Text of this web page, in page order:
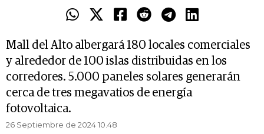
Mall del Alto albergará 180 locales comerciales
y alrededor de 100 islas distribuidas en los
corredores. 5.000 paneles solares generarán
cerca de tres megavatios de energía
fotovoltaica.
26 Septiembre de 2024 10.48